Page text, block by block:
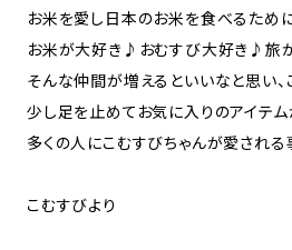
お米を愛し日本のお米を食べるため
お米が大好き♪おむすび大好き♪旅
そんな仲間が増えるといいなと思い、
少し足を止めてお気に入りのアイテ
多くの人にこむすびちゃんが愛され
こむすびより